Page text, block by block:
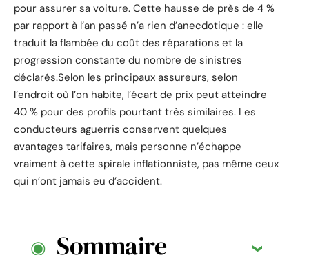
pour assurer sa voiture. Cette hausse de près de 4 %
par rapport à l’an passé n’a rien d’anecdotique : elle
traduit la flambée du coût des réparations et la
progression constante du nombre de sinistres
déclarés.Selon les principaux assureurs, selon
l’endroit où l’on habite, l’écart de prix peut atteindre
40 % pour des profils pourtant très similaires. Les
conducteurs aguerris conservent quelques
avantages tarifaires, mais personne n’échappe
vraiment à cette spirale inflationniste, pas même ceux
qui n’ont jamais eu d’accident.
Sommaire